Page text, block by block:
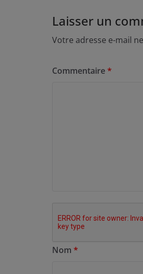
Laisser un
Votre adresse e-mail
Commentaire*
Nom *